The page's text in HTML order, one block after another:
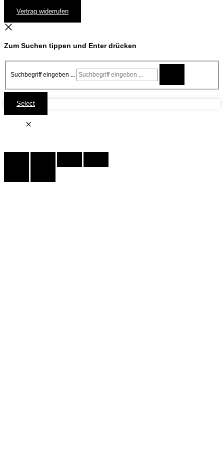
Vertrag widerrufen
Zum Suchen tippen und Enter drücken
Suchbegriff eingeben ...
Select